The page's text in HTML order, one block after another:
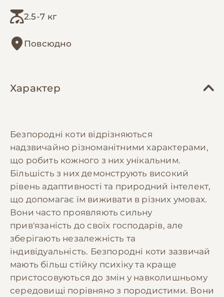
2.5-7 кг
Повсюдно
Характер
Безпородні коти відрізняються
надзвичайно різноманітними характерами,
що робить кожного з них унікальним.
Більшість з них демонструють високий
рівень адаптивності та природний інтелект,
що допомагає їм виживати в різних умовах.
Вони часто проявляють сильну
прив'язаність до своїх господарів, але
зберігають незалежність та
індивідуальність. Безпородні коти зазвичай
мають більш стійку психіку та краще
пристосовуються до змін у навколишньому
середовищі порівняно з породистими. Вони